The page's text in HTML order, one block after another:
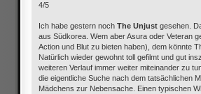
4/5
Ich habe gestern noch The Unjust gesehen.
aus Südkorea. Wem aber Asura oder Veteran
Action und Blut zu bieten haben), dem könnte
Natürlich wieder gewohnt toll gefilmt und gut
weiteren Verlauf immer weiter miteinander zu
die eigentliche Suche nach dem tatsächlichen
Mädchens zur Nebensache. Einen typischen